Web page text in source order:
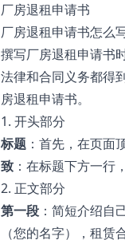
厂房退租申请书
厂房退租申请书怎么
撰写厂房退租申请书
法律和合同义务都得
房退租申请书。
1. 开头部分
标题 ：首先，在页面
致 ：在标题下方一行
2. 正文部分
第一段 ：简短介绍自
（您的名字），租赁